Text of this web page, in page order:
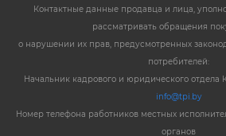
Контактные данные продавца и лица,
рассматривать обращения
о нарушении их прав, предусмотренных
потребителей:
Начальник кадрового и юридического отдела
info@tpi.by
Номер телефона работников местных
органов